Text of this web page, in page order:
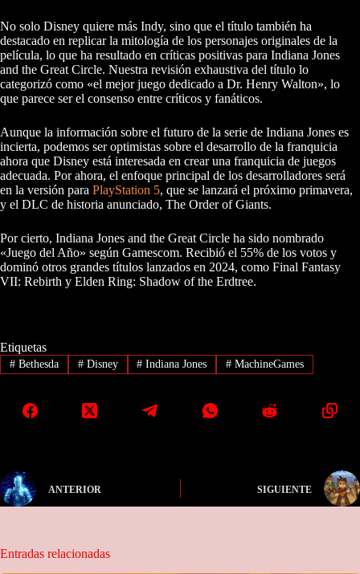
No solo Disney quiere más Indy, sino que el título también ha
destacado en replicar la mitología de los personajes originales de la
película, lo que ha resultado en críticas positivas para Indiana Jones
and the Great Circle. Nuestra revisión exhaustiva del título lo
categorizó como «el mejor juego dedicado a Dr. Henry Walton», lo
que parece ser el consenso entre críticos y fanáticos.
Aunque la información sobre el futuro de la serie de Indiana Jones es
incierta, podemos ser optimistas sobre el desarrollo de la franquicia
ahora que Disney está interesada en crear una franquicia de juegos
adecuada. Por ahora, el enfoque principal de los desarrolladores será
en la versión para PlayStation 5, que se lanzará el próximo primavera,
y el DLC de historia anunciado, The Order of Giants.
Por cierto, Indiana Jones and the Great Circle ha sido nombrado
«Juego del Año» según Gamescom. Recibió el 55% de los votos y
dominó otros grandes títulos lanzados en 2024, como Final Fantasy
VII: Rebirth y Elden Ring: Shadow of the Erdtree.
Etiquetas
#Bethesda #Disney # Indiana Jones # MachineGames
ANTERIOR SIGUIENTE
Entradas relacionadas